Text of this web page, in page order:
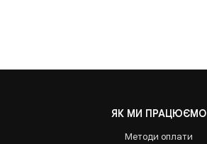
ЯК МИ ПРАЦЮЄМО
Методи оплати